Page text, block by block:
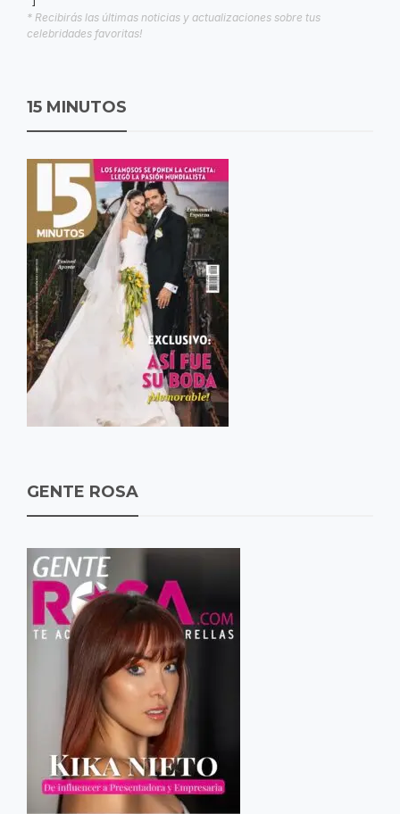
* Recibirás las últimas noticias y actualizaciones sobre tus
celebridades favoritas!
15 MINUTOS
GENTE ROSA